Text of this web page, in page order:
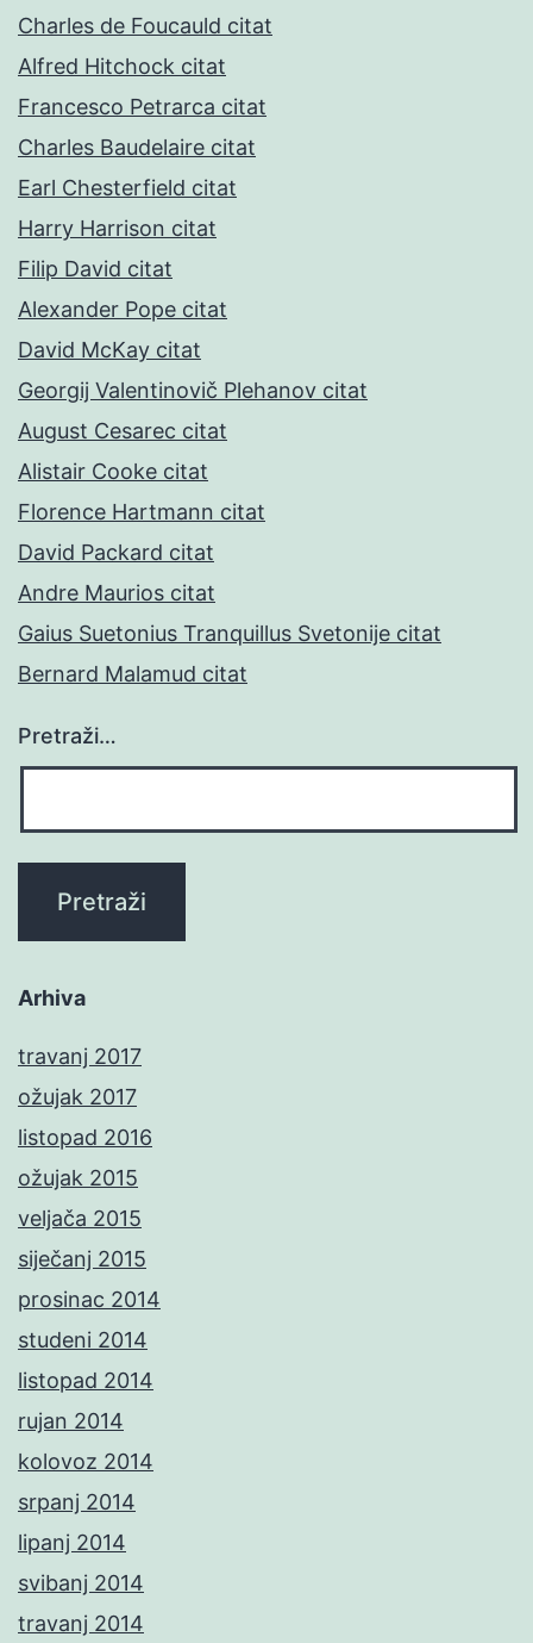
Charles de Foucauld citat
Alfred Hitchock citat
Francesco Petrarca citat
Charles Baudelaire citat
Earl Chesterfield citat
Harry Harrison citat
Filip David citat
Alexander Pope citat
David McKay citat
Georgij Valentinovič Plehanov citat
August Cesarec citat
Alistair Cooke citat
Florence Hartmann citat
David Packard citat
Andre Maurios citat
Gaius Suetonius Tranquillus Svetonije citat
Bernard Malamud citat
Pretraži…
Arhiva
travanj 2017
ožujak 2017
listopad 2016
ožujak 2015
veljača 2015
siječanj 2015
prosinac 2014
studeni 2014
listopad 2014
rujan 2014
kolovoz 2014
srpanj 2014
lipanj 2014
svibanj 2014
travanj 2014